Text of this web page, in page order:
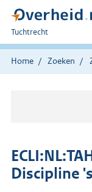
U
bent
hier:
Tuchtrecht
Home Zoeken
Discipline